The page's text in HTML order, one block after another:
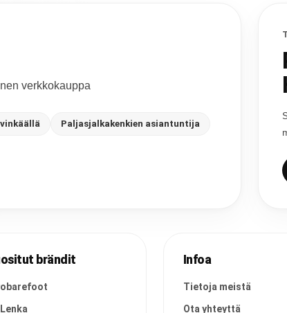
verkkokauppa
Paljasjalkakenkien asiantuntija
brändit
Lenka
Infoa
Tietoja meistä
Ota yhteyttä